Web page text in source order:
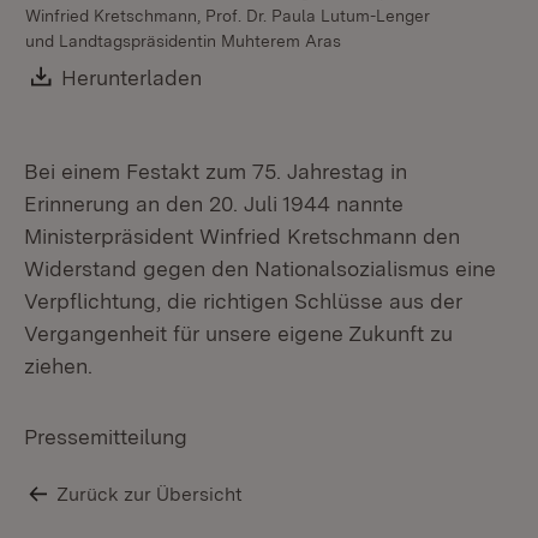
Winfried Kretschmann, Prof. Dr. Paula Lutum-Lenger
und Landtagspräsidentin Muhterem Aras
Download:
Herunterladen
Bei einem Festakt zum 75. Jahrestag in
Erinnerung an den 20. Juli 1944 nannte
Ministerpräsident Winfried Kretschmann den
Widerstand gegen den Nationalsozialismus eine
Verpflichtung, die richtigen Schlüsse aus der
Vergangenheit für unsere eigene Zukunft zu
ziehen.
Pressemitteilung
Zurück zur Übersicht